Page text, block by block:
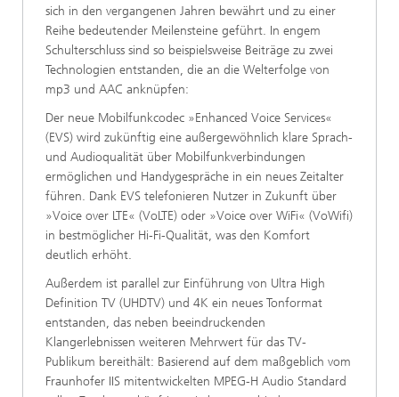
sich in den vergangenen Jahren bewährt und zu einer
Reihe bedeutender Meilensteine geführt. In engem
Schulterschluss sind so beispielsweise Beiträge zu zwei
Technologien entstanden, die an die Welterfolge von
mp3 und AAC anknüpfen:
Der neue Mobilfunkcodec »Enhanced Voice Services«
(EVS) wird zukünftig eine außergewöhnlich klare Sprach-
und Audioqualität über Mobilfunkverbindungen
ermöglichen und Handygespräche in ein neues Zeitalter
führen. Dank EVS telefonieren Nutzer in Zukunft über
»Voice over LTE« (VoLTE) oder »Voice over WiFi« (VoWifi)
in bestmöglicher Hi-Fi-Qualität, was den Komfort
deutlich erhöht.
Außerdem ist parallel zur Einführung von Ultra High
Definition TV (UHDTV) und 4K ein neues Tonformat
entstanden, das neben beeindruckenden
Klangerlebnissen weiteren Mehrwert für das TV-
Publikum bereithält: Basierend auf dem maßgeblich vom
Fraunhofer IIS mitentwickelten MPEG-H Audio Standard